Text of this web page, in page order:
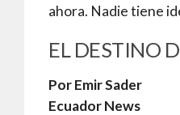
ahora. Nadie tiene
EL DESTINO
Por Emir Sader
Ecuador News